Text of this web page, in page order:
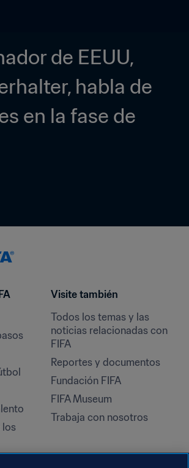
de EEUU,
habla de
en la fase de
los
Visite también
Todos los temas y las
noticias relacionadas con
FIFA
Reportes y documentos
Fundación FIFA
FIFA Museum
Trabaja con nosotros